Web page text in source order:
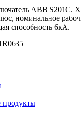
ABB S201C.
номинальное
способность 6кА.
продукты